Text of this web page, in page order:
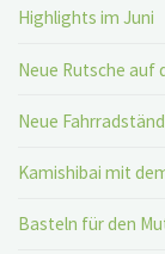
Highlights im Juni
Neue Rutsche auf
Neue
Kamishibai mit
Basteln für den